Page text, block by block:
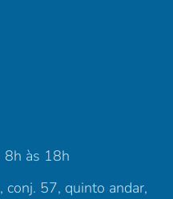
8h às 18h
conj. 57, quinto andar,